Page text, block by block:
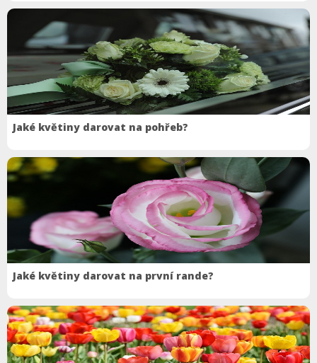
Jaké květiny darovat na pohřeb?
Jaké květiny darovat na první rande?